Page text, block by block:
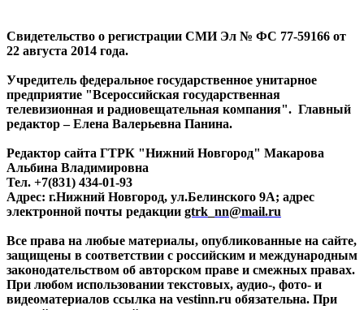
Свидетельство о регистрации СМИ Эл № ФС 77-59166 от
22 августа 2014 года.
Учредитель федеральное государственное унитарное
предприятие "Всероссийская государственная
телевизионная и радиовещательная компания". Главный
редактор – Елена Валерьевна Панина.
Редактор сайта ГТРК "Нижний Новгород" Макарова
Альбина Владимировна
Тел. +7(831) 434-01-93
Адрес: г.Нижний Новгород, ул.Белинского 9А; адрес
электронной почты редакции gtrk_nn@mail.ru
Все права на любые материалы, опубликованные на сайте,
защищены в соответствии с российским и международным
законодательством об авторском праве и смежных правах.
При любом использовании текстовых, аудио-, фото- и
видеоматериалов ссылка на vestinn.ru обязательна. При